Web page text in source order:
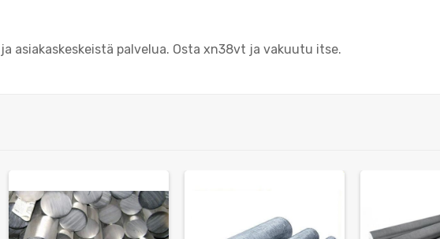
asiakaskeskeistä palvelua. Osta xn38vt ja vakuutu itse.